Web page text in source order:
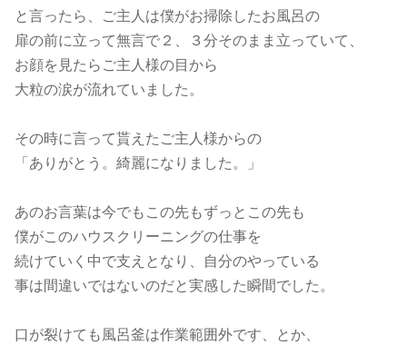
と言ったら、ご主人は僕がお掃除したお風呂の
扉の前に立って無言で２、３分そのまま立っていて、
お顔を見たらご主人様の目から
大粒の涙が流れていました。
その時に言って貰えたご主人様からの
「ありがとう。綺麗になりました。」
あのお言葉は今でもこの先もずっとこの先も
僕がこのハウスクリーニングの仕事を
続けていく中で支えとなり、自分のやっている
事は間違いではないのだと実感した瞬間でした。
口が裂けても風呂釜は作業範囲外です、とか、